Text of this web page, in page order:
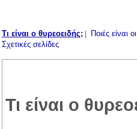
Τι είναι ο θυρεοειδής;
Ποιές είναι
Σχετικές σελίδες
Τι είναι ο